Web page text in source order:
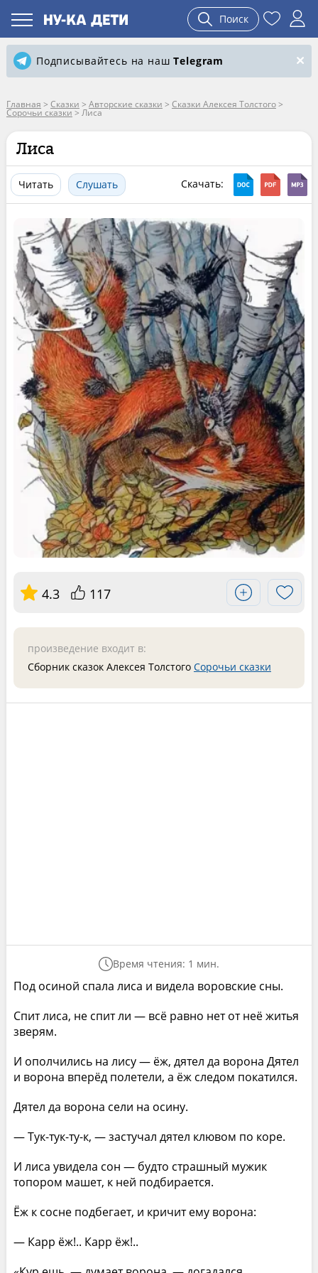
Поиск
Подписывайтесь на нашTelegram
Главная > Сказки > Авторские сказки > Сказки Алексея Толстого>
Сорочьи сказки>Лиса
Лиса
Читать Слушать Скачать:
4.3 117
произведение входит в:
Сборник сказок Алексея Толстого Сорочьи сказки
Время чтения: 1 мин.
Под осиной спала лиса и видела воровские сны.
Спит лиса, не спит ли — всё равно нет от неё житья
зверям.
И ополчились на лису — ёж, дятел да ворона Дятел
и ворона вперёд полетели, а ёж следом покатился.
Дятел да ворона сели на осину.
— Тук-тук-ту-к, — застучал дятел клювом по коре.
И лиса увидела сон — будто страшный мужик
топором машет, к ней подбирается.
Ёж к сосне подбегает, и кричит ему ворона:
— Карр ёж!.. Карр ёж!..